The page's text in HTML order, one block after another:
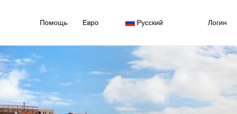
Помощь Евро Русский Логин